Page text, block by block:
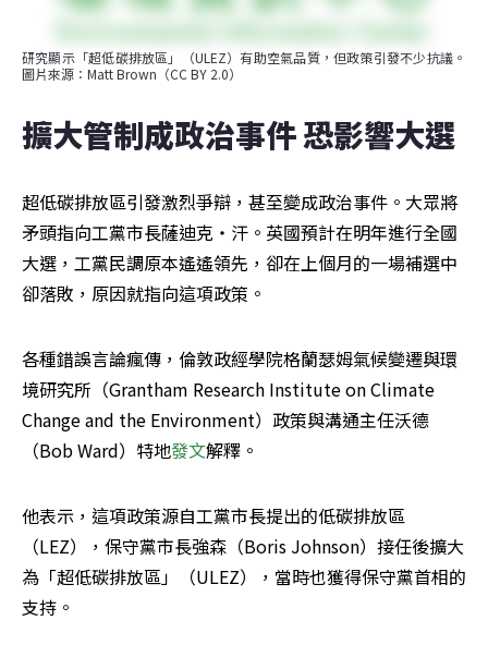
研究顯示「超低碳排放區」（ULEZ）有助空氣品質，但政策引發不少抗議。
圖片來源：Matt Brown（CC BY 2.0）
擴大管制成政治事件 恐影響大選
超低碳排放區引發激烈爭辯，甚至變成政治事件。大眾將
矛頭指向工黨市長薩迪克・汗。英國預計在明年進行全國
大選，工黨民調原本遙遙領先，卻在上個月的一場補選中
卻落敗，原因就指向這項政策。
各種錯誤言論瘋傳，倫敦政經學院格蘭瑟姆氣候變遷與環
境研究所（Grantham Research Institute on Climate
Change and the Environment）政策與溝通主任沃德
（Bob Ward）特地發文解釋。
他表示，這項政策源自工黨市長提出的低碳排放區
（LEZ），保守黨市長強森（Boris Johnson）接任後擴大
為「超低碳排放區」（ULEZ），當時也獲得保守黨首相的
支持。